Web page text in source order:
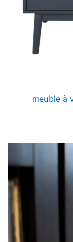
meuble à